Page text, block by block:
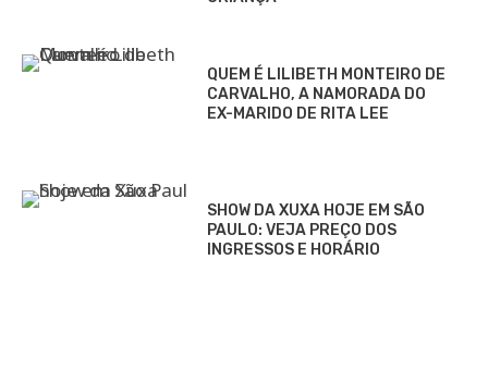
QUEM É LILIBETH MONTEIRO DE
CARVALHO, A NAMORADA DO
EX-MARIDO DE RITA LEE
SHOW DA XUXA HOJE EM SÃO
PAULO: VEJA PREÇO DOS
INGRESSOS E HORÁRIO